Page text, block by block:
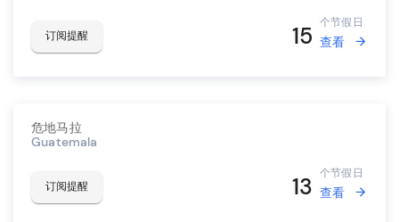
订阅提醒 15 个节假日
查看
危地马拉
Guatemala
订阅提醒 13 个节假日
查看